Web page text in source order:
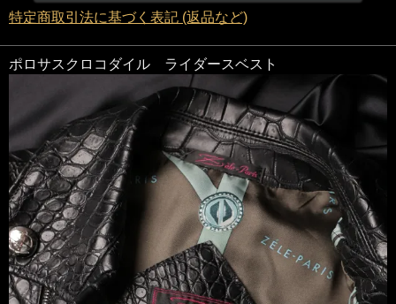
特定商取引法に基づく表記 (返品など)
ポロサスクロコダイル ライダースベスト